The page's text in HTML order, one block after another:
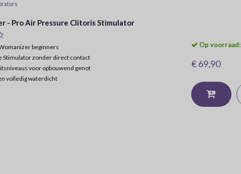
- Pro Air Pressure Clitoris Stimulator
beginners
Stimulator zonder direct contact
voor opbouwend genot
volledig waterdicht
Op voorraad:
€ 69,90